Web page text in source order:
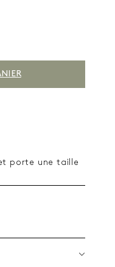
porte une taille